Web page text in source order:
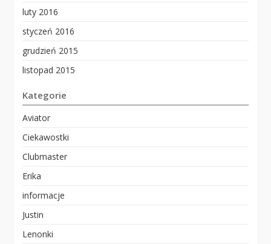
luty 2016
styczeń 2016
grudzień 2015
listopad 2015
Kategorie
Aviator
Ciekawostki
Clubmaster
Erika
informacje
Justin
Lenonki